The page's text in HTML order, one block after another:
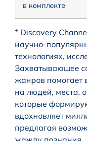
в комплекте
* Discovery
научно-
технологиях,
Захватывающее
жанров помогает
на людей, места,
которые
вдохновляет
предлагая